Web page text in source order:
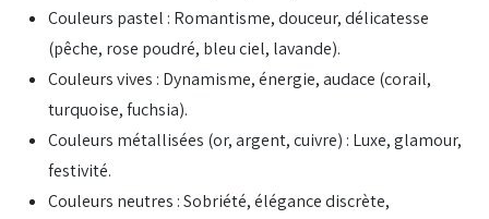
Couleurs pastel : Romantisme, douceur, délicatesse
(pêche, rose poudré, bleu ciel, lavande).
Couleurs vives : Dynamisme, énergie, audace (corail,
turquoise, fuchsia).
Couleurs métallisées (or, argent, cuivre) : Luxe, glamour,
festivité.
Couleurs neutres : Sobriété, élégance discrète,